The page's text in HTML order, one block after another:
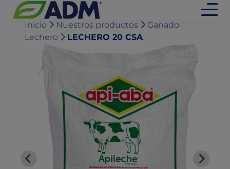
Inicio Nuestros productos
Ganado
Lechero
LECHERO 20 CSA